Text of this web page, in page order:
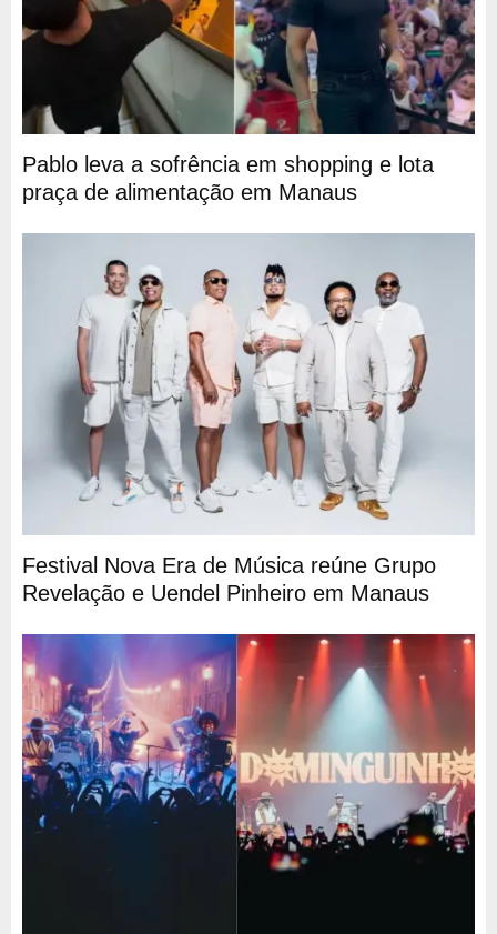
Pablo leva a sofrência em shopping e lota
praça de alimentação em Manaus
Festival Nova Era de Música reúne Grupo
Revelação e Uendel Pinheiro em Manaus